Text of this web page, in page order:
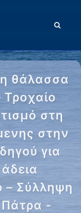
θάλασσα
στη
στην
για
– Σύλληψη
-